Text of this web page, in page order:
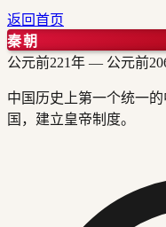
返回首页
秦朝
公元前221年 — 公元前
中国历史上第一个统一
国，建立皇帝制度。